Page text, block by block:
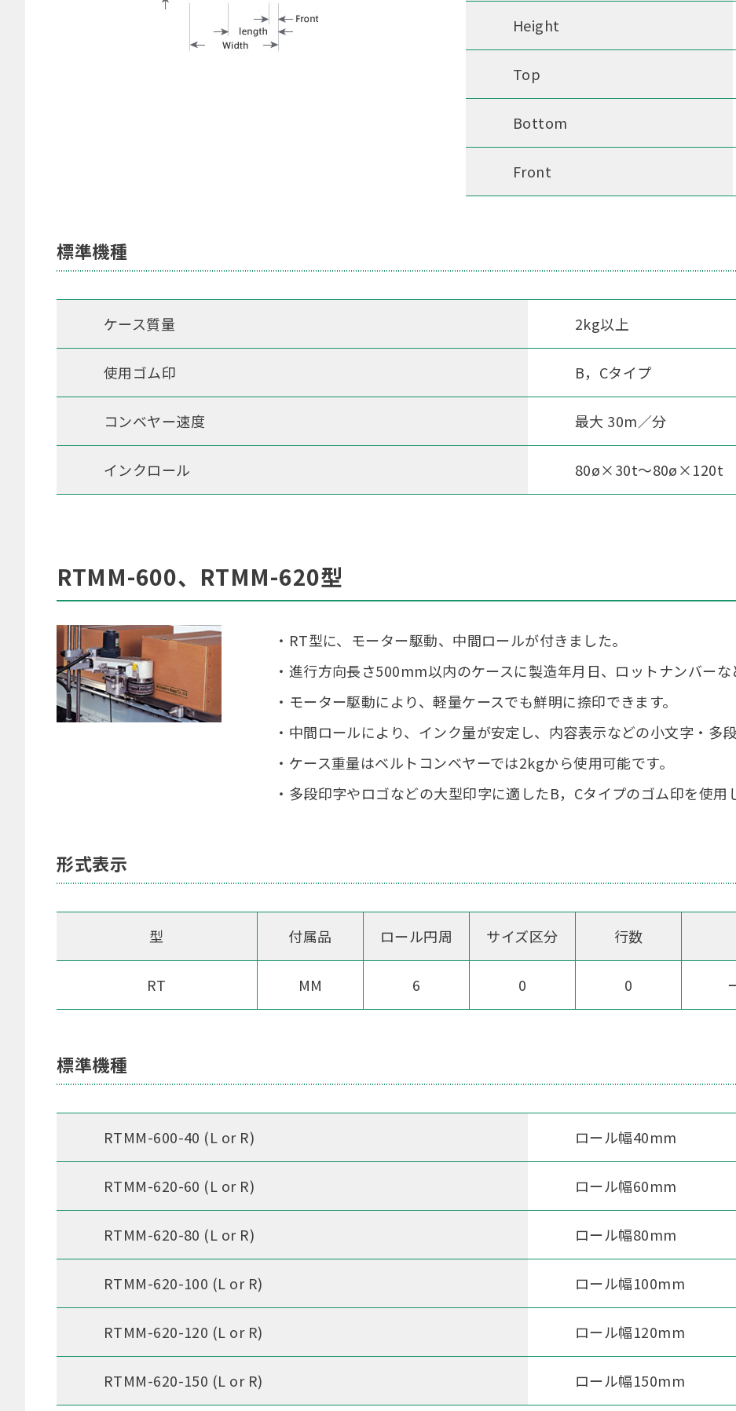
Height
Top
Bottom
Front
標準機種
ケース質量 2kg以上
使用ゴム印 B，Cタイプ
コンベヤー速度 最大 30m／分
インクロール 80ø×30t～80ø×120t
RTMM-600、RTMM-620型
・RT型に、モーター駆動、中間ロールが付きました。
・進行方向長さ500mm以内のケースに製造年月日、ロットナンバーな
・モーター駆動により、軽量ケースでも鮮明に捺印できます。
・中間ロールにより、インク量が安定し、内容表示などの小文字・多
・ケース重量はベルトコンベヤーでは2kgから使用可能です。
・多段印字やロゴなどの大型印字に適したB，Cタイプのゴム印を使用
形式表示
型 付属品 ロール円周 サイズ区分 行数
RT MM 6 0 0
標準機種
RTMM-600-40 (L or R) ロール幅40mm
RTMM-620-60 (L or R) ロール幅60mm
RTMM-620-80 (L or R) ロール幅80mm
RTMM-620-100 (L or R) ロール幅100mm
RTMM-620-120 (L or R) ロール幅120mm
RTMM-620-150 (L or R) ロール幅150mm